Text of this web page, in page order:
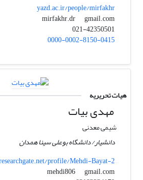
yazd.ac.ir/people/mirfakhr
mirfakhr.dr
gmail.com
0000-0002-8150-0415
هیات تحریریه
مهدی بیات
شیمی معدنی
دانشیار/ دانشگاه بوعلی سینا همدان
profile/Mehdi-Bayat-2
mehdi806
gmail.com